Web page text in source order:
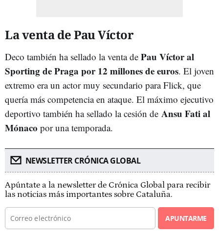
La venta de Pau Víctor
Deco también ha sellado la venta de Pau Víctor al
Sporting de Praga por 12 millones de euros. El joven
extremo era un actor muy secundario para Flick, que
quería más competencia en ataque. El máximo ejecutivo
deportivo también ha sellado la cesión de Ansu Fati al
Mónaco por una temporada.
NEWSLETTER CRÓNICA GLOBAL
Apúntate a la newsletter de Crónica Global para recibir
las noticias más importantes sobre Cataluña.
APUNTARME